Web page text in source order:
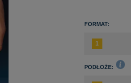
FORMAT:
PODŁOŻE: